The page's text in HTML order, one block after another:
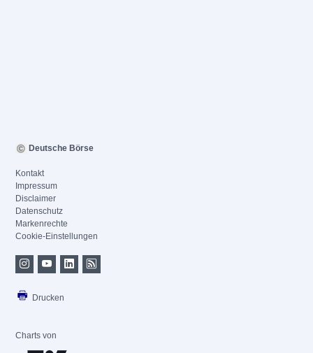
Deutsche Börse
Kontakt
Impressum
Disclaimer
Datenschutz
Markenrechte
Cookie-Einstellungen
Drucken
Charts von